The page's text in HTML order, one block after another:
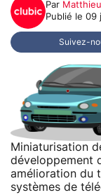
Par
Publié le 09
Suivez-
Miniaturisation
développement
amélioration du
systèmes de